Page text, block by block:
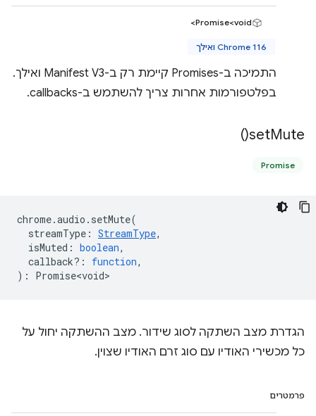
Promise<void>
Chrome 116 ואילך
התמיכה ב-Promises קיימת רק ב-Manifest V3 ואילך.
בפלטפורמות אחרות צריך להשתמש ב-callbacks.
setMute(
)
Promise
chrome.audio . setMute(
streamType : StreamType,
isMuted : boolean,
callback? : function,
) : Promise<void>
הגדרת מצב השתקה לסוג שידור. מצב ההשתקה יחול על
כל מכשירי האודיו עם סוג זרם האודיו שצוין.
פרמטרים